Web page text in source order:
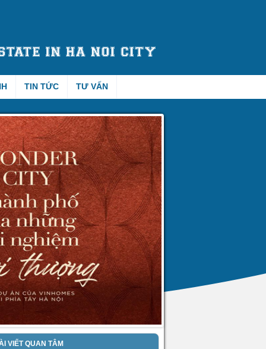
TIN TỨC TƯ VẤN
VIẾT QUAN TÂM